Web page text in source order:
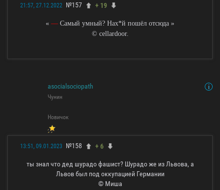
21:57, 27.12.2022 №157 + 19
« — Самый умный? Нах*й пошёл отсюда »
© cellardoor.
asocialsociopath
Чунин
Новичок
13:51, 09.01.2023 №158 + 6
ты знал что дед шурадо фашист? Шурадо же из Львова, а
Львов был под оккупацией Германии
© Миша